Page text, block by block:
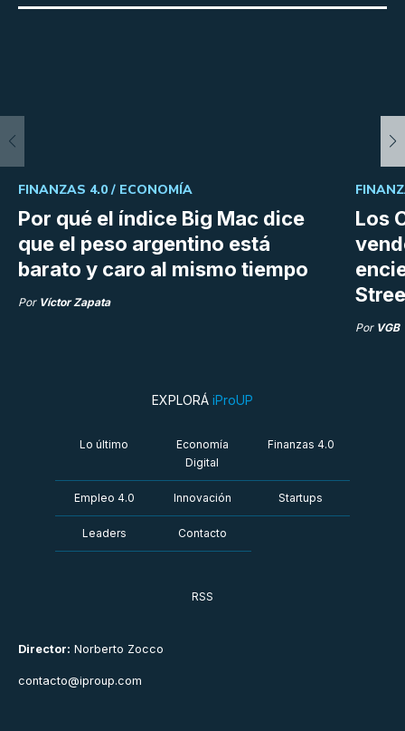
Por qué el índice Big Mac dice
que el peso argentino está
barato y caro al mismo tiempo
FINANZAS 4.0 / ECONOMÍA
Por Víctor Zapata
Los
Por VGB
Director: Norberto Zocco
contacto@iproup.com
EXPLORÁ iProUP
Lo último
Economía
Digital
Finanzas 4.0
Empleo 4.0 Innovación Startups
Leaders Contacto
RSS